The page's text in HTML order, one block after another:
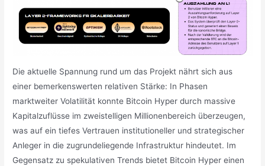
Die aktuelle Spannung rund um das Projekt nährt sich aus
einer bemerkenswerten relativen Stärke: In Phasen
marktweiter Volatilität konnte Bitcoin Hyper durch massive
Kapitalzuflüsse im zweistelligen Millionenbereich überzeugen,
was auf ein tiefes Vertrauen institutioneller und strategischer
Anleger in die zugrundeliegende Infrastruktur hindeutet. Im
Gegensatz zu spekulativen Trends bietet Bitcoin Hyper einen